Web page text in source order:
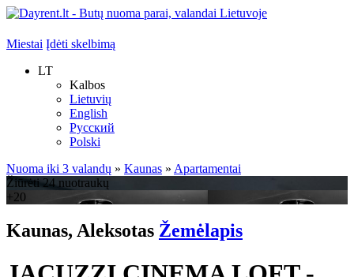
Miestai Įdėti skelbimą
LT
Kalbos
Lietuvių
English
Русский
Polski
Nuoma iki 3 valandų » Kaunas » Apartamentai
Žiūrėti 24 nuotraukų
+20
Kaunas, Aleksotas Žemėlapis